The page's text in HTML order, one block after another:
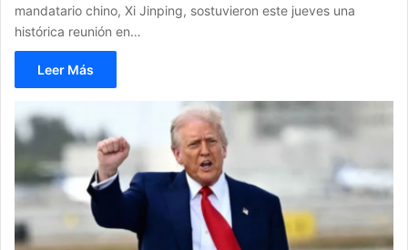
mandatario chino, Xi Jinping, sostuvieron este jueves una
histórica reunión en…
Leer Más